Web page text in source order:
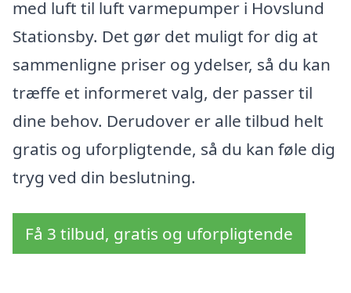
med luft til luft varmepumper i Hovslund
Stationsby. Det gør det muligt for dig at
sammenligne priser og ydelser, så du kan
træffe et informeret valg, der passer til
dine behov. Derudover er alle tilbud helt
gratis og uforpligtende, så du kan føle dig
tryg ved din beslutning.
Få 3 tilbud, gratis og uforpligtende